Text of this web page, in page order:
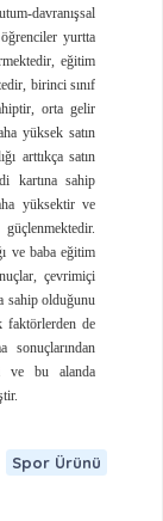
davranışsal
yurtta
eğitim
birinci sınıf
orta gelir
yüksek satın
arttıkça satın
kartına sahip
yüksektir ve
ve baba eğitim
çevrimiçi
sahip olduğunu
faktörlerden de
sonuçlarından
ve bu alanda
Spor Ürünü